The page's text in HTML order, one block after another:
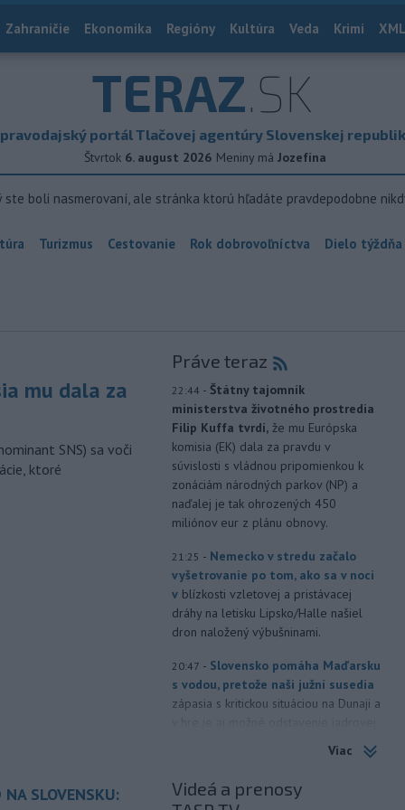
Zahraničie Ekonomika Regióny Kultúra Veda Krimi
TERAZ.SK
portál Tlačovej agentúry Slovenskej
Štvrtok 6. august 2026 Meniny má Jozefína
ste boli nasmerovaní, ale stránka ktorú hľadáte pravdepodobne
Turizmus Cestovanie Rok dobrovoľníctva Dielo týždňa
mu dala za
SNS) sa voči
ktoré
SLOVENSKU:
Práve teraz
22:44 - Štátny tajomník
ministerstva životného prostredia
Filip Kuffa tvrdí, že mu Európska
komisia (EK) dala za pravdu v
súvislosti s vládnou pripomienkou k
zonáciám národných parkov (NP) a
naďalej je tak ohrozených 450
miliónov eur z plánu obnovy.
21:25 - Nemecko v stredu začalo
vyšetrovanie po tom, ako sa v noci
v blízkosti vzletovej a pristávacej
dráhy na letisku Lipsko/Halle našiel
dron naložený výbušninami.
20:47 - Slovensko pomáha Maďarsku
s vodou, pretože naši južní susedia
zápasia s kritickou situáciou na Dunaji a
objavila ďalší podzemný tunel,
Viac
Videá a prenosy